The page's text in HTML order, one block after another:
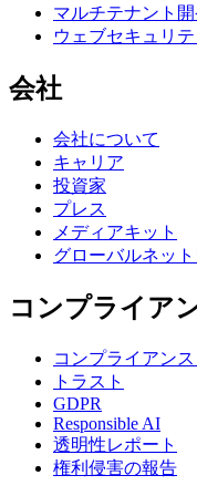
マルチテナント
ウェブセキュリ
会社
会社について
キャリア
投資家
プレス
メディアキット
グローバルネッ
コンプライア
コンプライアン
トラスト
GDPR
Responsible AI
透明性レポート
権利侵害の報告